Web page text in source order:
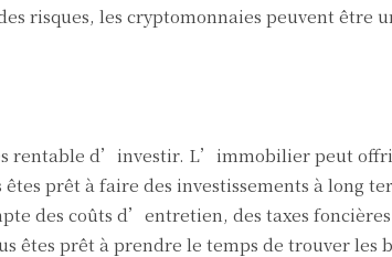
risques, les cryptomonnaies peuvent être
rentable d’investir. L’immobilier peut
prêt à faire des investissements à long
des coûts d’entretien, des taxes foncières
êtes prêt à prendre le temps de trouver les